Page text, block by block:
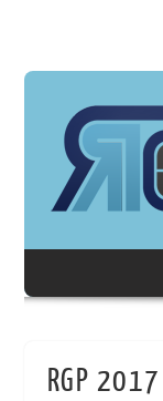
RGP 2017